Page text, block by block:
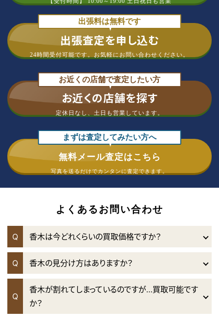
出張料は無料です
出張査定を申し込む
24時間受付可能です。 お気軽にお問い合わせください。
お近くの店舗で査定したい方
お近くの店舗を探す
定休日なし、 土日も営業しています。
まずは査定してみたい方へ
無料メール査定はこちら
写真を送るだけでカンタンに査定できます。
よくあるお問い合わせ
Q 香木は今どれくらいの買取価格ですか？
Q 香木の見分け方はありますか？
Q
香木が割れてしまっているのですが…買取可能です
か？